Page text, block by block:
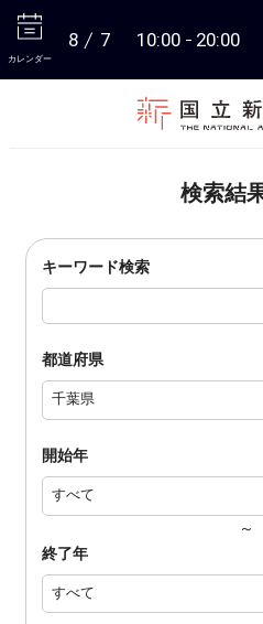
カレンダー
8 7 10:00 20:00
検索結
キーワード検索
都道府県
開始年
～
終了年